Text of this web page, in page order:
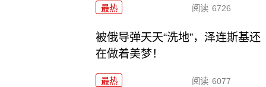
最热 阅读 6726
被俄导弹天天“洗地”，泽连斯基还
在做着美梦！
最热 阅读 6077